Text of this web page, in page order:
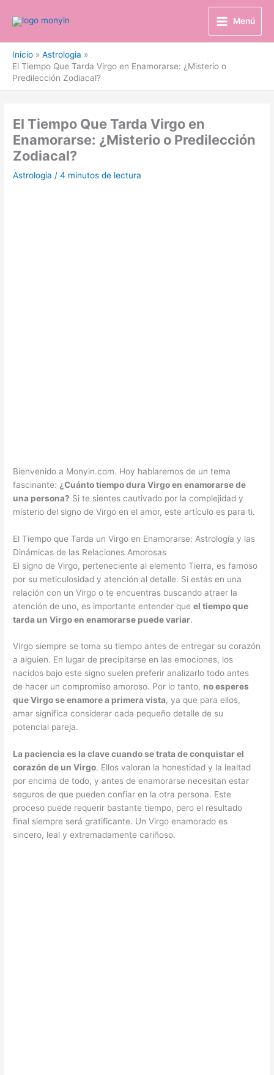
Menú
Inicio
Astrologia
El Tiempo Que Tarda Virgo en Enamorarse: ¿Misterio o
Predilección Zodiacal?
El Tiempo Que Tarda Virgo en
Enamorarse: ¿Misterio o Predilección
Zodiacal?
Astrologia /4 minutos de lectura
Bienvenido a Monyin.com. Hoy hablaremos de un tema
fascinante: ¿Cuánto tiempo dura Virgo en enamorarse de
una persona? Si te sientes cautivado por la complejidad y
misterio del signo de Virgo en el amor, este artículo es para ti.
El Tiempo que Tarda un Virgo en Enamorarse: Astrología y las
Dinámicas de las Relaciones Amorosas
El signo de Virgo, perteneciente al elemento Tierra, es famoso
por su meticulosidad y atención al detalle. Si estás en una
relación con un Virgo o te encuentras buscando atraer la
atención de uno, es importante entender queel tiempo que
tarda un Virgo en enamorarse puede variar.
Virgo siempre se toma su tiempo antes de entregar su corazón
a alguien. En lugar de precipitarse en las emociones, los
nacidos bajo este signo suelen preferir analizarlo todo antes
de hacer un compromiso amoroso. Por lo tanto, no esperes
que Virgo se enamore a primera vista, ya que para ellos,
amar significa considerar cada pequeño detalle de su
potencial pareja.
La paciencia es la clave cuando se trata de conquistar el
corazón de un Virgo. Ellos valoran la honestidad y la lealtad
por encima de todo, y antes de enamorarse necesitan estar
seguros de que pueden confiar en la otra persona. Este
proceso puede requerir bastante tiempo, pero el resultado
final siempre será gratificante. Un Virgo enamorado es
sincero, leal y extremadamente cariñoso.